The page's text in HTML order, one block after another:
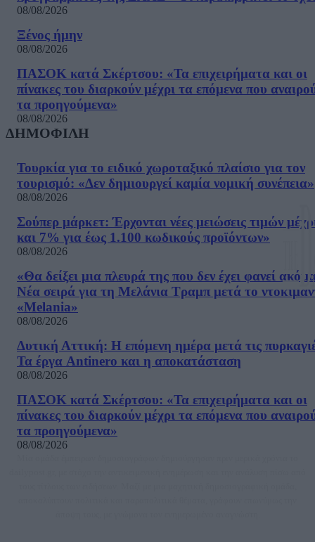
08/08/2026
Ξένος ήμην
08/08/2026
ΠΑΣΟΚ κατά Σκέρτσου: «Τα επιχειρήματα και οι
πίνακες του διαρκούν μέχρι τα επόμενα που
τα προηγούμενα»
08/08/2026
ΔΗΜΟΦΙΛΗ
Τουρκία για το ειδικό χωροταξικό πλαίσιο για τον
τουρισμό: «Δεν δημιουργεί καμία νομική συνέπεια»
08/08/2026
Σούπερ μάρκετ: Έρχονται νέες μειώσεις τιμών
και 7% για έως 1.100 κωδικούς προϊόντων»
08/08/2026
«Θα δείξει μια πλευρά της που δεν έχει φανεί
Νέα σειρά για τη Μελάνια Τραμπ μετά το
«Melania»
08/08/2026
Δυτική Αττική: Η επόμενη ημέρα μετά τις
Τα έργα Antinero και η αποκατάσταση
08/08/2026
ΠΑΣΟΚ κατά Σκέρτσου: «Τα επιχειρήματα και οι
πίνακες του διαρκούν μέχρι τα επόμενα που
τα προηγούμενα»
08/08/2026